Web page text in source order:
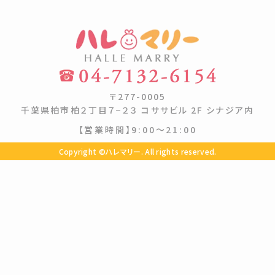
〒277-0005
千葉県柏市柏２丁目７−２３ コササビル 2F シナジア内
【営業時間】9:00〜21:00
Copyright ©ハレマリー. All rights reserved.